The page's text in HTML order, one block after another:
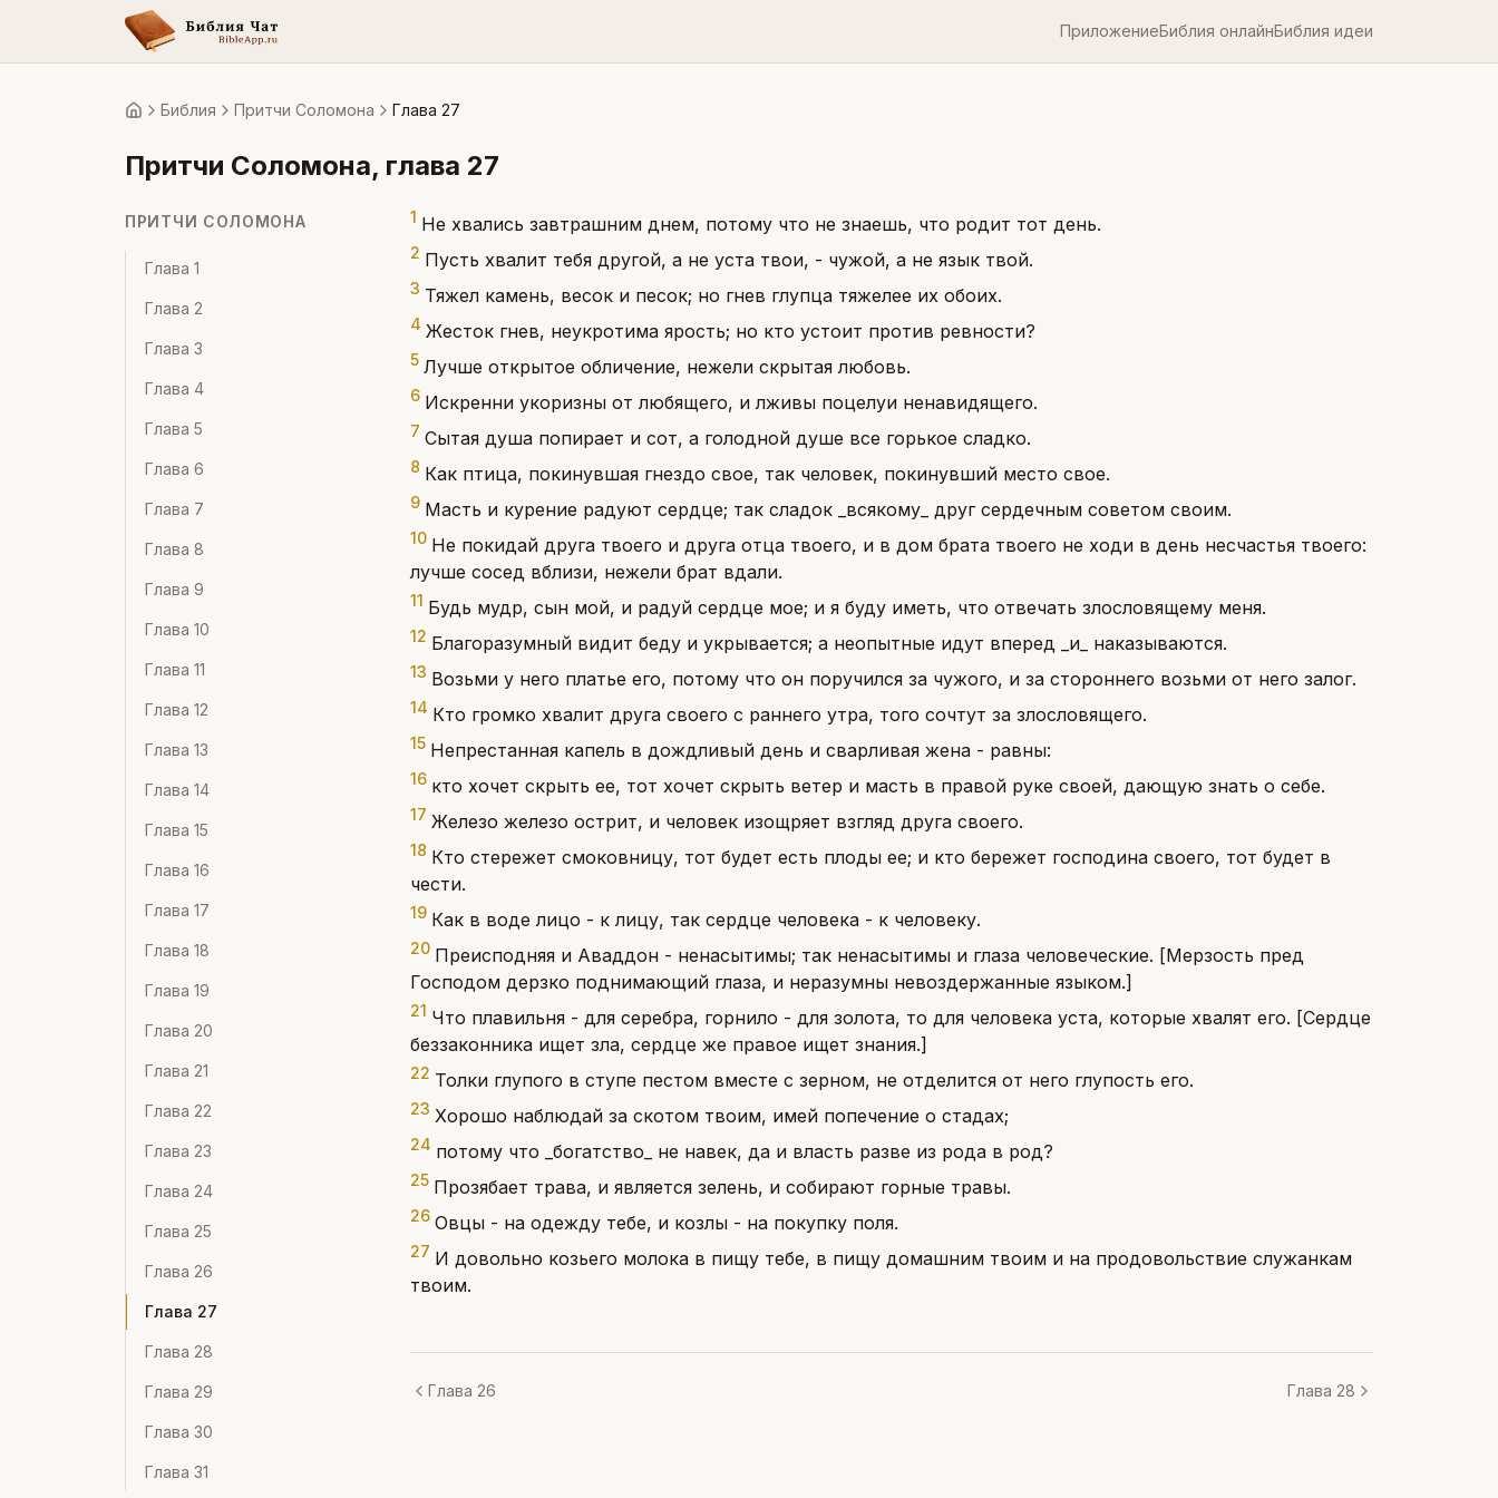
ПриложениеБиблия онлайнБиблия идеи
ГлавнаяБиблия Притчи Соломона Глава 27
Притчи Соломона, глава 27
ПРИТЧИ СОЛОМОНА
Глава 1
Глава 2
Глава 3
Глава 4
Глава 5
Глава 6
Глава 7
Глава 8
Глава 9
Глава 10
Глава 11
Глава 12
Глава 13
Глава 14
Глава 15
Глава 16
Глава 17
Глава 18
Глава 19
Глава 20
Глава 21
Глава 22
Глава 23
Глава 24
Глава 25
Глава 26
Глава 27
Глава 28
Глава 29
Глава 30
Глава 31
1 Не хвались завтрашним днем, потому что не знаешь, что родит тот день.
2 Пусть хвалит тебя другой, а не уста твои, - чужой, а не язык твой.
3 Тяжел камень, весок и песок; но гнев глупца тяжелее их обоих.
4 Жесток гнев, неукротима ярость; но кто устоит против ревности?
5 Лучше открытое обличение, нежели скрытая любовь.
6 Искренни укоризны от любящего, и лживы поцелуи ненавидящего.
7 Сытая душа попирает и сот, а голодной душе все горькое сладко.
8 Как птица, покинувшая гнездо свое, так человек, покинувший место свое.
9 Масть и курение радуют сердце; так сладок _всякому_ друг сердечным советом своим.
10 Не покидай друга твоего и друга отца твоего, и в дом брата твоего не ходи в день несчастья твоего:
лучше сосед вблизи, нежели брат вдали.
11 Будь мудр, сын мой, и радуй сердце мое; и я буду иметь, что отвечать злословящему меня.
12 Благоразумный видит беду и укрывается; а неопытные идут вперед _и_ наказываются.
13 Возьми у него платье его, потому что он поручился за чужого, и за стороннего возьми от него залог.
14 Кто громко хвалит друга своего с раннего утра, того сочтут за злословящего.
15 Непрестанная капель в дождливый день и сварливая жена - равны:
16 кто хочет скрыть ее, тот хочет скрыть ветер и масть в правой руке своей, дающую знать о себе.
17 Железо железо острит, и человек изощряет взгляд друга своего.
18 Кто стережет смоковницу, тот будет есть плоды ее; и кто бережет господина своего, тот будет в
чести.
19 Как в воде лицо - к лицу, так сердце человека - к человеку.
20 Преисподняя и Аваддон - ненасытимы; так ненасытимы и глаза человеческие. [Мерзость пред
Господом дерзко поднимающий глаза, и неразумны невоздержанные языком.]
21 Что плавильня - для серебра, горнило - для золота, то для человека уста, которые хвалят его. [Сердце
беззаконника ищет зла, сердце же правое ищет знания.]
22 Толки глупого в ступе пестом вместе с зерном, не отделится от него глупость его.
23 Хорошо наблюдай за скотом твоим, имей попечение о стадах;
24 потому что _богатство_ не навек, да и власть разве из рода в род?
25 Прозябает трава, и является зелень, и собирают горные травы.
26 Овцы - на одежду тебе, и козлы - на покупку поля.
27 И довольно козьего молока в пищу тебе, в пищу домашним твоим и на продовольствие служанкам
твоим.
Глава 26 Глава 28